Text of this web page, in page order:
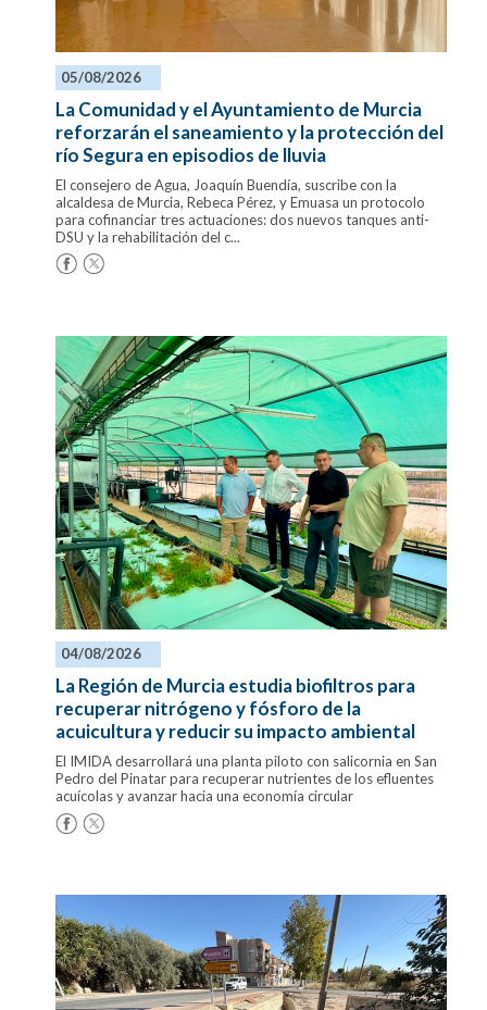
05/08/2026
La Comunidad y el Ayuntamiento de Murcia
reforzarán el saneamiento y la protección del
río Segura en episodios de lluvia
El consejero de Agua, Joaquín Buendía, suscribe con la
alcaldesa de Murcia, Rebeca Pérez, y Emuasa un protocolo
para cofinanciar tres actuaciones: dos nuevos tanques anti-
DSU y la rehabilitación del c...
04/08/2026
La Región de Murcia estudia biofiltros para
recuperar nitrógeno y fósforo de la
acuicultura y reducir su impacto ambiental
El IMIDA desarrollará una planta piloto con salicornia en San
Pedro del Pinatar para recuperar nutrientes de los efluentes
acuícolas y avanzar hacia una economía circular